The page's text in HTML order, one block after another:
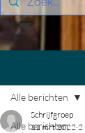
Alle berichten
Alle berichten
Schrijfgroep
11 mrt 2022 2